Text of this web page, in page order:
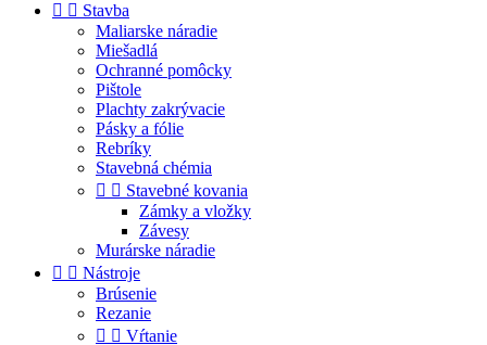
  Stavba
Maliarske náradie
Miešadlá
Ochranné pomôcky
Pištole
Plachty zakrývacie
Pásky a fólie
Rebríky
Stavebná chémia
  Stavebné kovania
Zámky a vložky
Závesy
Murárske náradie
  Nástroje
Brúsenie
Rezanie
  Vŕtanie